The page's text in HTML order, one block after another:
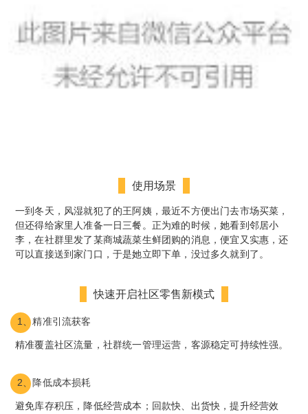
使用场景
一到冬天，风湿就犯了的王阿姨，最近不方便出门去市场买菜，
但还得给家里人准备一日三餐。正为难的时候，她看到邻居小
李，在社群里发了某商城蔬菜生鲜团购的消息，便宜又实惠，还
可以直接送到家门口，于是她立即下单，没过多久就到了。
快速开启社区零售新模式
1、精准引流获客
精准覆盖社区流量，社群统一管理运营，客源稳定可持续性强。
2、降低成本损耗
避免库存积压，降低经营成本；回款快、出货快，提升经营效